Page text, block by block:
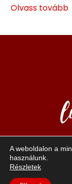
Olvass tovább
A “Life in red”
A weboldalon a
használunk.
Részletek